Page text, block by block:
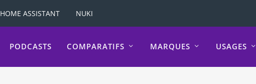
HOME ASSISTANT NUKI
PODCASTS COMPARATIFS MARQUES USAGES